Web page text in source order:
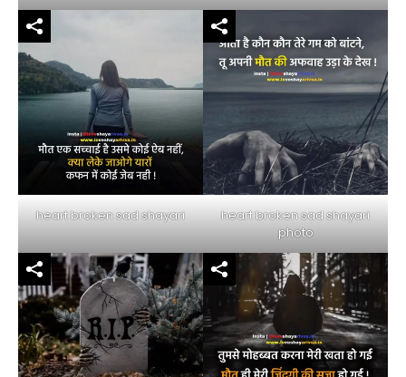
heart broken sad shayari
heart broken sad shayari
photo